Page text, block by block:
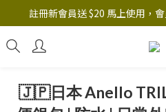
註冊新會員送 $20 馬上使用，
註冊新會員送 $20 馬上使用，
B.Y.O.B Mask
🇯🇵日本 Anello